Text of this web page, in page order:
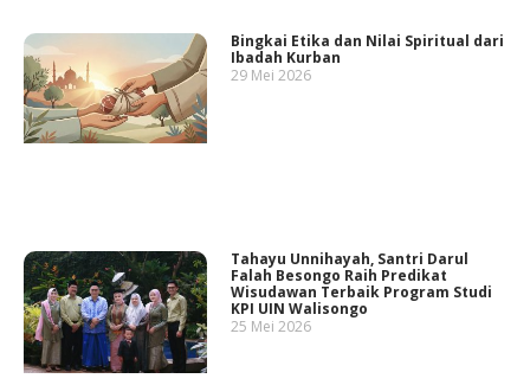
Bingkai Etika dan Nilai Spiritual dari
Ibadah Kurban
29 Mei 2026
Tahayu Unnihayah, Santri Darul
Falah Besongo Raih Predikat
Wisudawan Terbaik Program Studi
KPI UIN Walisongo
25 Mei 2026